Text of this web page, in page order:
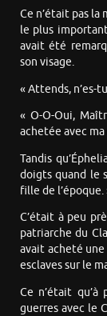
Ce n’était pas la
le plus
avait été
son visage.
« Attends, n’es-
« O-O-Oui,
achetée avec
Tandis
doigts quand le
fille de l’époque.
C’était à peu
patriarche du
avait acheté
esclaves sur le
Ce n’était
guerres avec le